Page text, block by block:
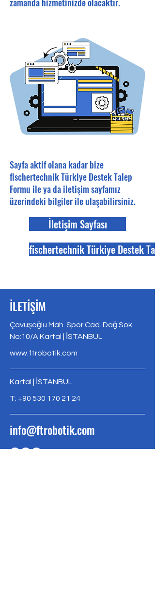
Sayfa aktif olana kadar bize
fischertechnik Türkiye Destek Talep
Formu ile ya da iletişim sayfamız
üzerindeki bilgiler ile ulaşabilirsiniz.
İletişim Sayfası
fischertechnik Türkiye Destek
İLETİŞİM
Çavuşoğlu Mah. Spor Cad. Dağ Sok.
No:10/A Kartal | İSTANBUL
www.ftrobotik.com
Kartal | İSTANBUL
T: +90 530 170 21 24
info@ftrobotik.com